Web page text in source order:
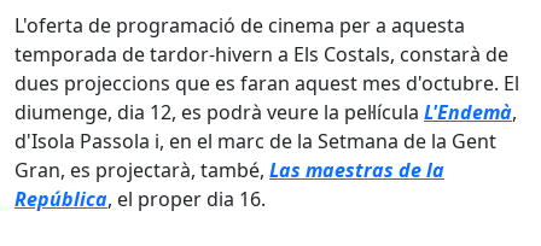
L'oferta de programació de cinema per a aquesta
temporada de tardor-hivern a Els Costals, constarà de
dues projeccions que es faran aquest mes d'octubre. El
diumenge, dia 12, es podrà veure la pel·lícula L'Endemà,
d'Isola Passola i, en el marc de la Setmana de la Gent
Gran, es projectarà, també, Las maestras de la
República, el proper dia 16.